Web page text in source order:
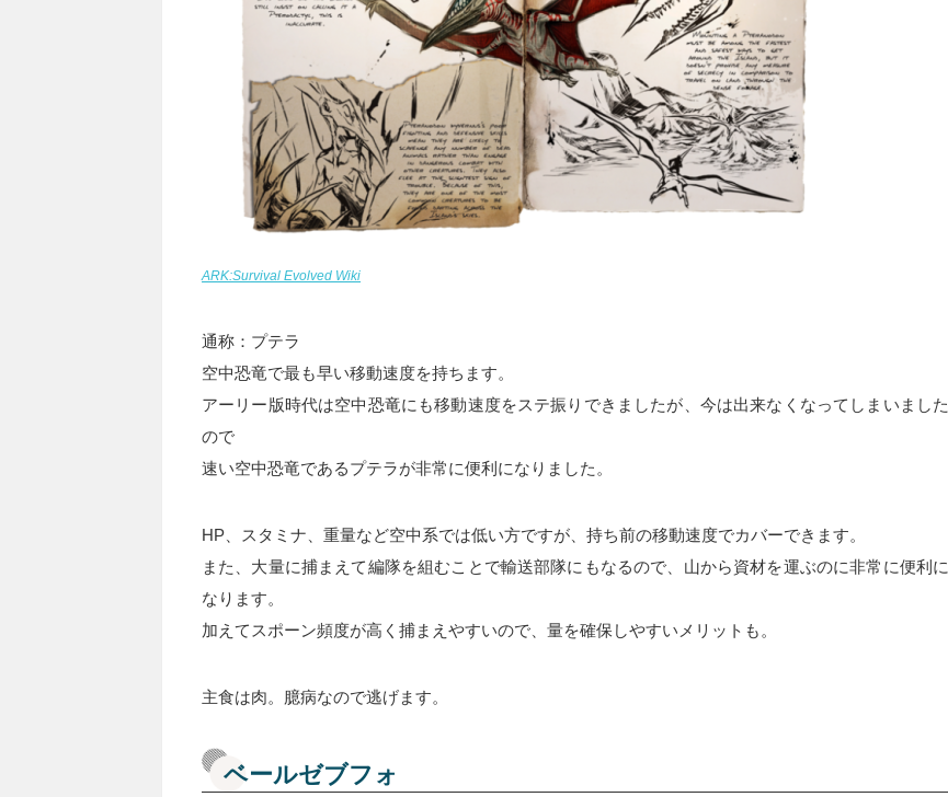
ARK:Survival Evolved Wiki
通称：プテラ
空中恐竜で最も早い移動速度を持ちます。
アーリー版時代は空中恐竜にも移動速度をステ振りできましたが、今は出来なくなってしまいました
ので
速い空中恐竜であるプテラが非常に便利になりました。
HP、スタミナ、重量など空中系では低い方ですが、持ち前の移動速度でカバーできます。
また、大量に捕まえて編隊を組むことで輸送部隊にもなるので、山から資材を運ぶのに非常に便利に
なります。
加えてスポーン頻度が高く捕まえやすいので、量を確保しやすいメリットも。
主食は肉。臆病なので逃げます。
ベールゼブフォ